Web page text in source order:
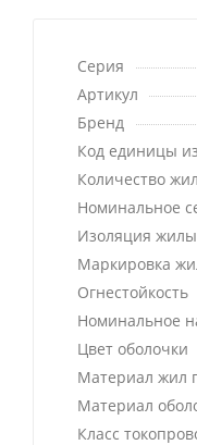
Серия
Артикул
Бренд
Код единицы
Количество жил
Номинальное
Изоляция жилы
Маркировка
Огнестойкость
Номинальное
Цвет оболочки
Материал жил
Материал
Класс